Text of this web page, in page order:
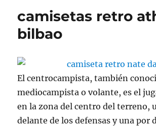
camisetas retro
bilbao
El centrocampista, también
mediocampista o volante, es el
en la zona del centro del terreno,
delante de los defensas y una por